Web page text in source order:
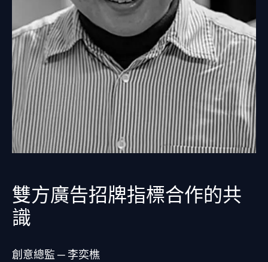
雙方廣告招牌指標合作的共
識
創意總監 ─ 李奕樵